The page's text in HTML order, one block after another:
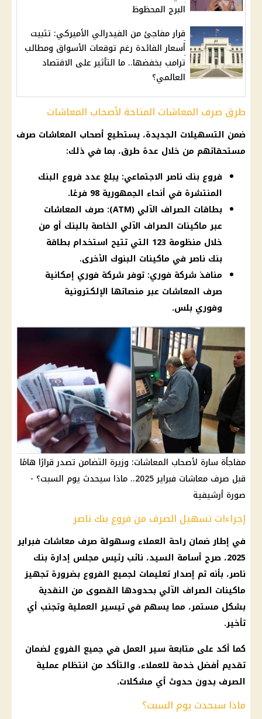
البرج المحظوظ
قرار مفاجئ من الفيدرالي الأميركي: تثبيت
أسعار الفائدة رغم توقعات الأسواق ومطالب
ترامب بخفضها.. ما التأثير على الاقتصاد
العالمي؟
طرق صرف المعاشات المتاحة لأصحاب المعاشات
ضمن التسهيلات الجديدة، يستطيع أصحاب المعاشات صرف
مستحقاتهم من خلال عدة طرق، بما في ذلك:
فروع بنك ناصر الاجتماعي: يبلغ عدد فروع البنك
المنتشرة في أنحاء الجمهورية 98 فرعًا.
بطاقات الصراف الآلي (ATM): صرف المعاشات
عبر ماكينات الصراف الآلي الخاصة بالبنك أو من
خلال منظومة 123 التي تتيح استخدام بطاقة
بنك ناصر في ماكينات البنوك الأخرى.
منافذ شركة فوري: توفر شركة فوري إمكانية
صرف المعاشات عبر منصاتها الإلكترونية
وفوري بلس.
مفاجأة سارة لأصحاب المعاشات: وزيرة التضامن تصدر قرارًا هامًا
قبل صرف معاشات فبراير 2025.. ماذا سيحدث يوم السبت؟ -
صورة أرشيفية
إجراءات تسهيل الصرف من فروع بنك ناصر
في إطار ضمان راحة العملاء وسهولة صرف معاشات فبراير
2025، صرح أسامة السيد، نائب رئيس مجلس إدارة بنك
ناصر، بأنه تم إصدار تعليمات لجميع الفروع بضرورة تجهيز
ماكينات الصراف الآلي بحدودها القصوى من النقدية
بشكل مستمر، مما يسهم في تيسير العملية وتجنب أي
تأخير.
كما أكد على متابعة سير العمل في جميع الفروع لضمان
تقديم أفضل خدمة للعملاء، والتأكد من انتظام عملية
الصرف بدون حدوث أي مشكلات.
ماذا سيحدث يوم السبت؟